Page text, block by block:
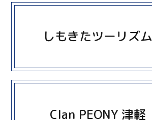
しもきたツーリズム
more
Clan PEONY 津軽
more